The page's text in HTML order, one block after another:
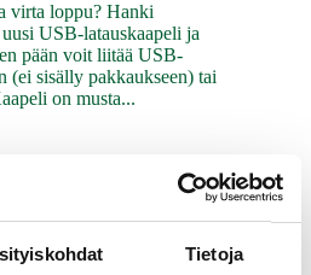
Tietoja
1 cm x 1,5 cm
12 cm
cm - 2,8 cm
imuvoimakkuutta, sauvassa 6
olevan USB-kaapelin avulla.
virta loppu? Hanki
USB-latauskaapeli ja
pään voit liitää USB-
(ei sisälly pakkaukseen) tai
on musta...
tuotteita